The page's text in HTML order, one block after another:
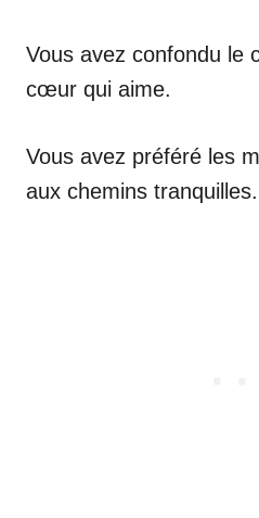
Vous avez confondu le
cœur qui aime.
Vous avez préféré les
aux chemins tranquilles.